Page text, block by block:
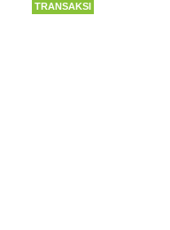
TRANSAKSI